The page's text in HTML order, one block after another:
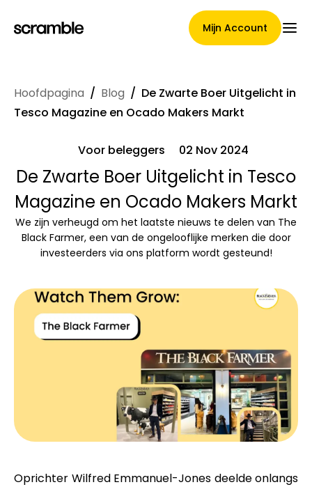
Mijn Account
Hoofdpagina
Voorwaarden voor
claimtoewijzing
Merken Galerij
Merkselectie
Rekenmachines
Hoofdpagina / Blog / De Zwarte Boer Uitgelicht in
Tesco Magazine en Ocado Makers Markt
Voor beleggers 02 Nov 2024
De Zwarte Boer Uitgelicht in Tesco
Magazine en Ocado Makers Markt
We zijn verheugd om het laatste nieuws te delen van The
Black Farmer, een van de ongelooflijke merken die door
investeerders via ons platform wordt gesteund!
Oprichter Wilfred Emmanuel-Jones deelde onlangs